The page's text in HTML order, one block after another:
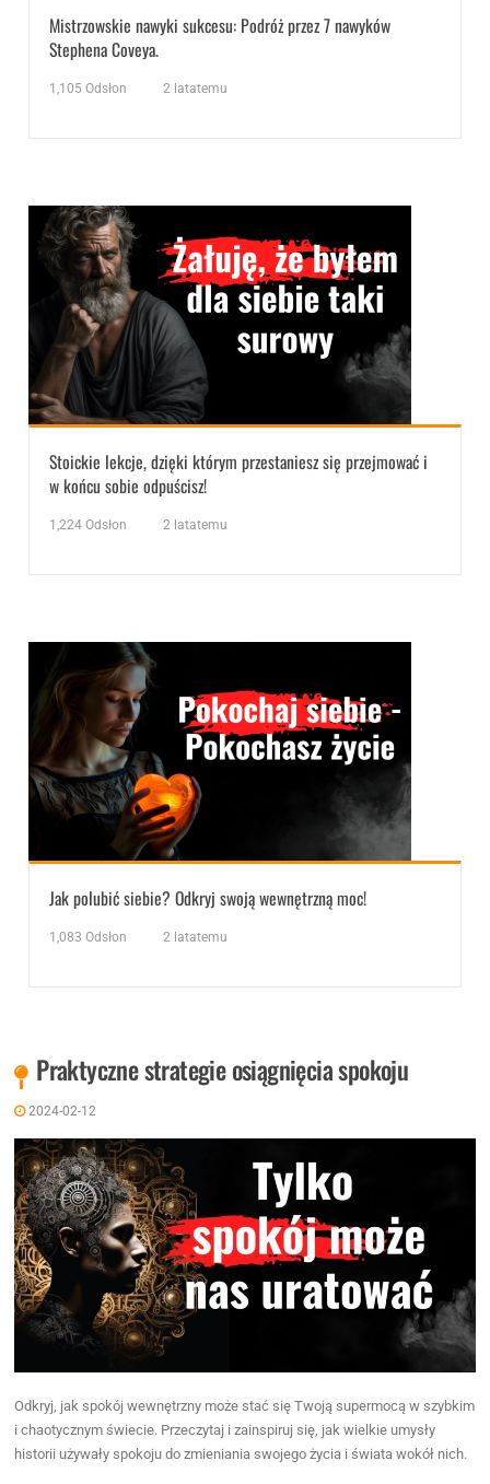
Mistrzowskie nawyki sukcesu: Podróż przez 7 nawyków
Stephena Coveya.
1,105 Odsłon 2 latatemu
Stoickie lekcje, dzięki którym przestaniesz się przejmować i
w końcu sobie odpuścisz!
1,224 Odsłon 2 latatemu
Jak polubić siebie? Odkryj swoją wewnętrzną moc!
1,083 Odsłon 2 latatemu
Praktyczne strategie osiągnięcia spokoju
2024-02-12
Odkryj, jak spokój wewnętrzny może stać się Twoją supermocą w szybkim
i chaotycznym świecie. Przeczytaj i zainspiruj się, jak wielkie umysły
historii używały spokoju do zmieniania swojego życia i świata wokół nich.